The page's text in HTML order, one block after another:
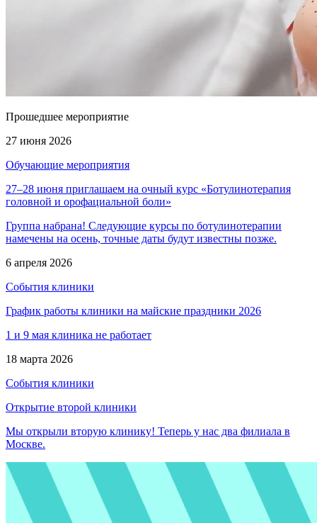
Прошедшее мероприятие
27 июня 2026
Обучающие мероприятия
27–28 июня приглашаем на очный курс «Ботулинотерапия
головной и орофациальной боли»
Группа набрана! Следующие курсы по ботулинотерапии
намечены на осень, точные даты будут известны позже.
6 апреля 2026
События клиники
График работы клиники на майские праздники 2026
1 и 9 мая клиника не работает
18 марта 2026
События клиники
Открытие второй клиники
Мы открыли вторую клинику! Теперь у нас два филиала в
Москве.